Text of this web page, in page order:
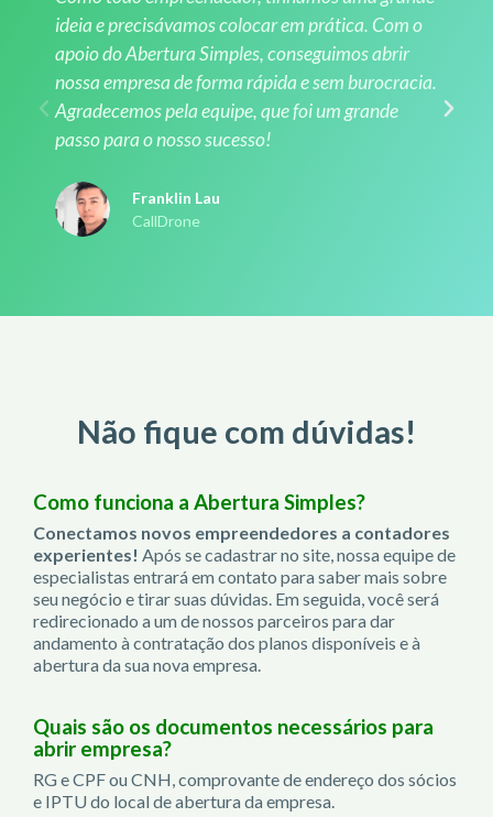
ideia e precisávamos colocar em prática. Com o
apoio do Abertura Simples, conseguimos abrir
nossa empresa de forma rápida e sem burocracia.
Agradecemos pela equipe, que foi um grande
passo para o nosso sucesso!
Franklin Lau
CallDrone
Não fique com dúvidas!
Como funciona a Abertura Simples?
Conectamos novos empreendedores a contadores
experientes! Após se cadastrar no site, nossa equipe de
especialistas entrará em contato para saber mais sobre
seu negócio e tirar suas dúvidas. Em seguida, você será
redirecionado a um de nossos parceiros para dar
andamento à contratação dos planos disponíveis e à
abertura da sua nova empresa.
Quais são os documentos necessários para
abrir empresa?
RG e CPF ou CNH, comprovante de endereço dos sócios
e IPTU do local de abertura da empresa.